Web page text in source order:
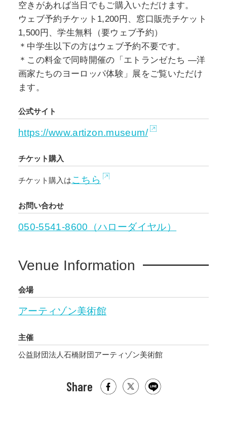
空きがあれば当日でもご購入いただけます。
ウェブ予約チケット1,200円、窓口販売チケット
1,500円、学生無料（要ウェブ予約）
＊中学生以下の方はウェブ予約不要です。
＊この料金で同時開催の「エトランゼたち —洋
画家たちのヨーロッパ体験」展をご覧いただけ
ます。
公式サイト
https://www.artizon.museum/
チケット購入
チケット購入はこちら
お問い合わせ
050-5541-8600（ハローダイヤル）
Venue Information
会場
アーティゾン美術館
主催
公益財団法人石橋財団アーティゾン美術館
Share